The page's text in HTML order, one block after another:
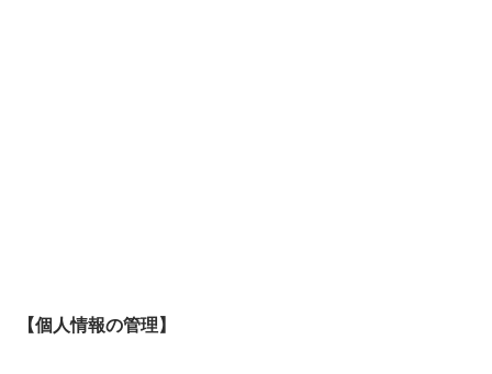
【個人情報の管理】